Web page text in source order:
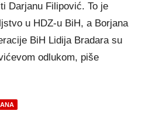
Darjanu Filipović. To je
u HDZ-u BiH, a Borjana
BiH Lidija Bradara su
odlukom, piše